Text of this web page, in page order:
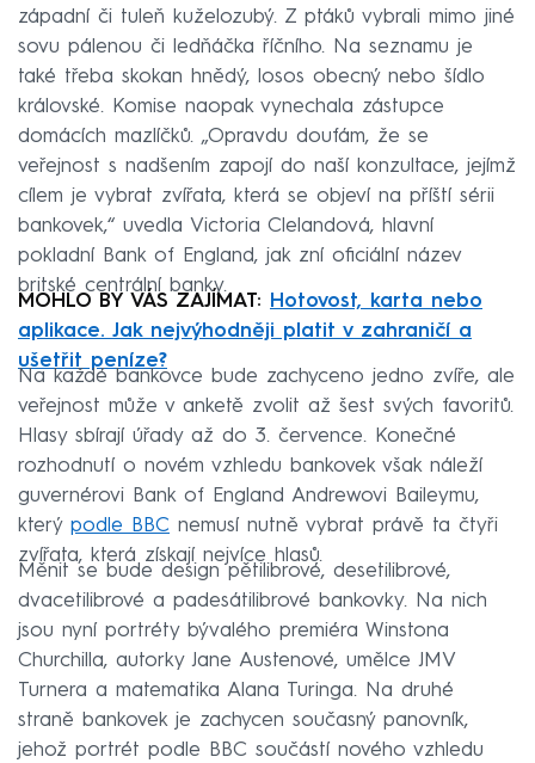
západní či tuleň kuželozubý. Z ptáků vybrali mimo jiné
sovu pálenou či ledňáčka říčního. Na seznamu je
také třeba skokan hnědý, losos obecný nebo šídlo
královské. Komise naopak vynechala zástupce
domácích mazlíčků. „Opravdu doufám, že se
veřejnost s nadšením zapojí do naší konzultace, jejímž
cílem je vybrat zvířata, která se objeví na příští sérii
bankovek,“ uvedla Victoria Clelandová, hlavní
pokladní Bank of England, jak zní oficiální název
britské centrální banky.
MOHLO BY VÁS ZAJÍMAT: Hotovost, karta nebo
aplikace. Jak nejvýhodněji platit v zahraničí a
ušetřit peníze?
Na každé bankovce bude zachyceno jedno zvíře, ale
veřejnost může v anketě zvolit až šest svých favoritů.
Hlasy sbírají úřady až do 3. července. Konečné
rozhodnutí o novém vzhledu bankovek však náleží
guvernérovi Bank of England Andrewovi Baileymu,
který podle BBC nemusí nutně vybrat právě ta čtyři
zvířata, která získají nejvíce hlasů.
Měnit se bude design pětilibrové, desetilibrové,
dvacetilibrové a padesátilibrové bankovky. Na nich
jsou nyní portréty bývalého premiéra Winstona
Churchilla, autorky Jane Austenové, umělce JMV
Turnera a matematika Alana Turinga. Na druhé
straně bankovek je zachycen současný panovník,
jehož portrét podle BBC součástí nového vzhledu